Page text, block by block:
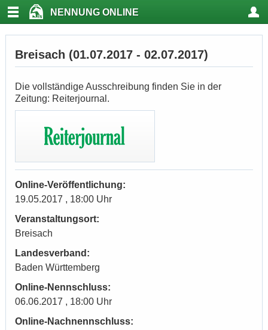
NENNUNG ONLINE
Breisach (01.07.2017 - 02.07.2017)
Die vollständige Ausschreibung finden Sie in der
Zeitung: Reiterjournal.
Online-Veröffentlichung:
19.05.2017 , 18:00 Uhr
Veranstaltungsort:
Breisach
Landesverband:
Baden Württemberg
Online-Nennschluss:
06.06.2017 , 18:00 Uhr
Online-Nachnennschluss: